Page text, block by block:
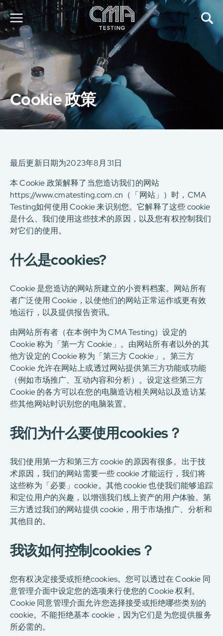
关于我们
我们的服务
最新消息
加入我们
环球支援
联络我们
工厂服务预约
EN
日
简 繁
Cookie 政策
最后更新日期为2023年8月31日
本 Cookie 政策解释了当您造访我们的网站
https://www.cmatesting.com.cn（「网站」）时，CMA
Testing如何使用 Cookie 来识别您。它解释了这些 cookie
是什么、我们使用这些技术的原因，以及您有权控制我们
对它们的使用。
什么是cookies?
Cookie 是您造访的网站所建立的小资料档案。网站所有
者广泛使用 Cookie，以使他们的网站正常运作或更有效
地运行，以及提供报告资讯。
由网站所有者（在本例中为 CMA Testing）设定的
Cookie 称为「第一方 Cookie」。由网站所有者以外的其
他方设定的 Cookie 称为「第三方 Cookie」。第三方
Cookie 允许在网站上或透过网站提供第三方功能或功能
（例如市场推广、互动内容和分析）。设定这些第三方
Cookie 的各方可以在您的电脑造访相关网站以及造访某
些其他网站时识别您的电脑装置。
我们为什么要使用cookies？
我们使用第一方和第三方 cookie 的原因有很多。出于技
术原因，我们的网站需要一些 cookie 才能运行，我们将
这些称为「必要」cookie。其他 cookie 也使我们能够追踪
和定位用户的兴趣，以增强我们线上资产的用户体验。第
三方透过我们的网站提供 cookie，用于市场推广、分析和
其他目的。
我该如何控制cookies？
您有权决定接受或拒绝cookies。您可以透过在 Cookie 同
意管理介面中设定您的选项来行使您的 Cookie 权利。
Cookie 同意管理介面允许您选择接受或拒绝哪些类别的
cookie。不能拒绝基本 cookie，因为它们是为您提供服务
所必需的。